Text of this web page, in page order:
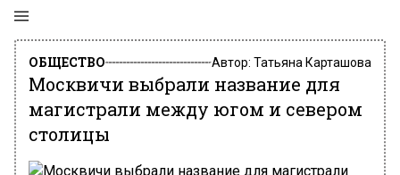
ОБЩЕСТВО Автор: Татьяна Карташова
Москвичи выбрали название для
магистрали между югом и севером
столицы